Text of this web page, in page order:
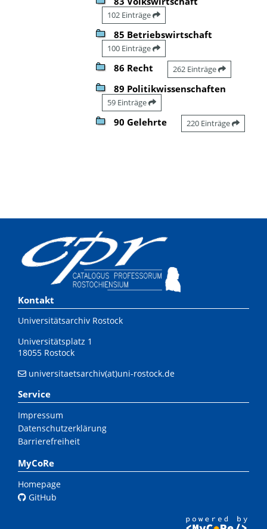
102 Einträge
85 Betriebswirtschaft
100 Einträge
86 Recht 262 Einträge
89 Politikwissenschaften
59 Einträge
90 Gelehrte 220 Einträge
Kontakt
Universitätsarchiv Rostock
Universitätsplatz 1
18055 Rostock
universitaetsarchiv(at)uni-rostock.de
Service
Impressum
Datenschutzerklärung
Barrierefreiheit
MyCoRe
Homepage
GitHub